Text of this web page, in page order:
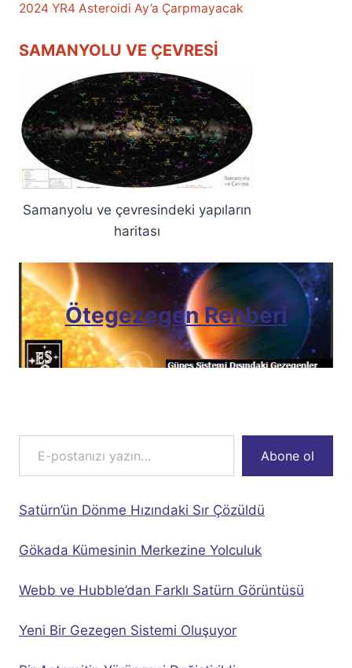
2024 YR4 Asteroidi Ay’a Çarpmayacak
SAMANYOLU VE ÇEVRESI
Samanyolu ve çevresindeki yapıların
haritası
Ötegezegen Rehberi
E-postanızı yazın…
Abone ol
Satürn’ün Dönme Hızındaki Sır Çözüldü
Gökada Kümesinin Merkezine Yolculuk
Webb ve Hubble’dan Farklı Satürn Görüntüsü
Yeni Bir Gezegen Sistemi Oluşuyor